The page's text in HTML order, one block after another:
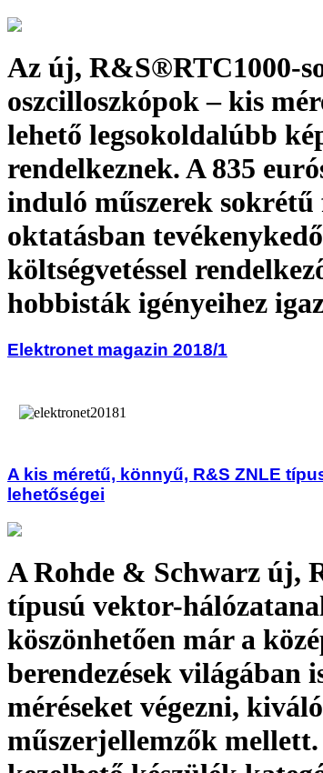
Az új, R&S®RTC1000-
oszcilloszkópok – kis
lehető legsokoldalúbb
rendelkeznek. A 835
induló műszerek
oktatásban
költségvetéssel
hobbisták igényeihez
Elektronet magazin 2018/1
A kis méretű, könnyű, R&S ZNLE
lehetőségei
A Rohde & Schwarz új,
típusú vektor-
köszönhetően már a
berendezések világában
méréseket végezni, kiváló
műszerjellemzők